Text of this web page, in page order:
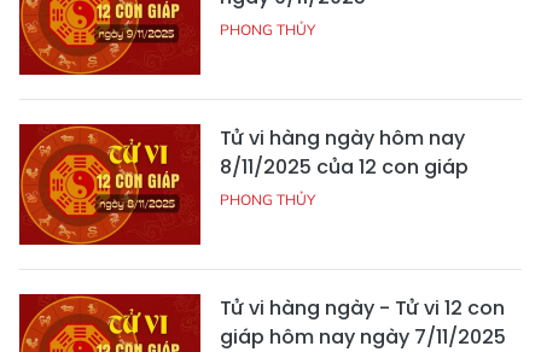
PHONG THỦY
Tử vi hàng ngày hôm nay
8/11/2025 của 12 con giáp
PHONG THỦY
Tử vi hàng ngày - Tử vi 12 con
giáp hôm nay ngày 7/11/2025